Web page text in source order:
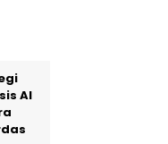
AI